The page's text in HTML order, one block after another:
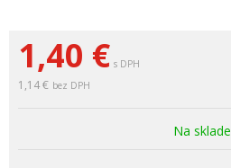
1,40 € s DPH
1,14 € bez DPH
Na sklade